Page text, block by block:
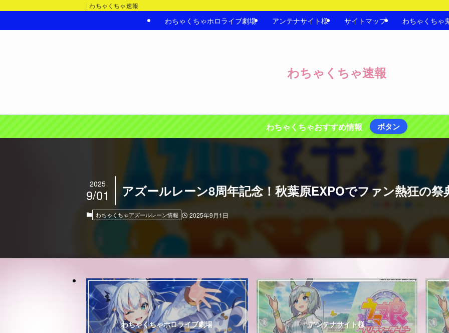
| わちゃくちゃ速報
わちゃくちゃ速報
わちゃくちゃホロライブ劇場 アンテナサイト様 サイトマップ わちゃくちゃ
わちゃくちゃおすすめ情報 ボタン
アズールレーン8周年記念！秋葉原EXPOでファン熱狂の祭
2025
9/01
わちゃくちゃアズールレーン情報 2025年9月1日
わちゃくちゃホロライブ劇場 アンテナサイト様